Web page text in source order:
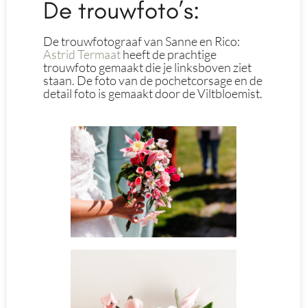
De trouwfoto’s:
De trouwfotograaf van Sanne en Rico:
Astrid Termaatheeft de prachtige
trouwfoto gemaakt die je linksboven ziet
staan. De foto van de pochetcorsage en de
detail foto is gemaakt door de Viltbloemist.